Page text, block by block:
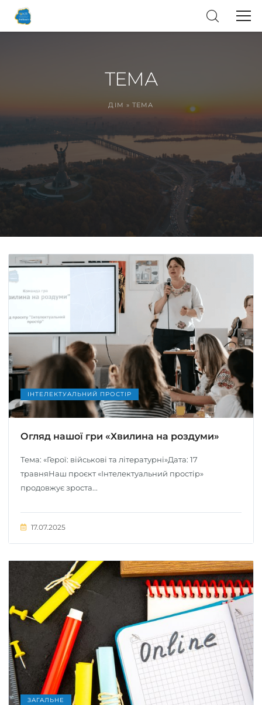
ТЕМА
ДІМ »ТЕМА
ІНТЕЛЕКТУАЛЬНИЙ ПРОСТІР
Огляд нашої гри «Хвилина на роздуми»
Тема: «Герої: військові та літературні»Дата: 17
травняНаш проєкт «Інтелектуальний простір»
продовжує зроста...
17.07.2025
ЗАГАЛЬНЕ